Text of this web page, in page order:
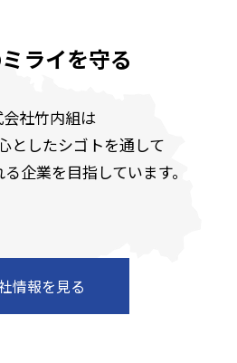
ライを守る
社竹内組は
としたシゴトを通して
企業を目指しています。
情報を見る